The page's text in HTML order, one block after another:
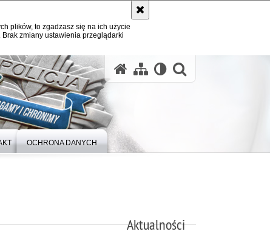
plików, to zgadzasz się na ich użycie
zmiany ustawienia przeglądarki
OCHRONA DANYCH
Aktualności